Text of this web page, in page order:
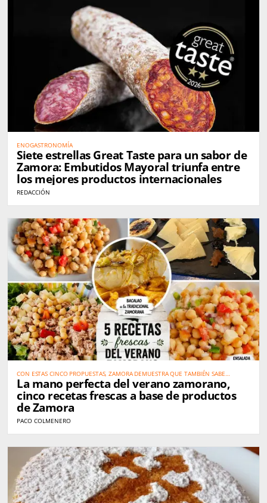
ENOGASTRONOMÍA
Siete estrellas Great Taste para un sabor de
Zamora: Embutidos Mayoral triunfa entre
los mejores productos internacionales
REDACCIÓN
CON ESTAS CINCO PROPUESTAS, ZAMORA DEMUESTRA QUE TAMBIÉN SABE
COMBATIR EL CALOR CON LA MEJOR GASTRONOMÍA
La mano perfecta del verano zamorano,
cinco recetas frescas a base de productos
de Zamora
PACO COLMENERO